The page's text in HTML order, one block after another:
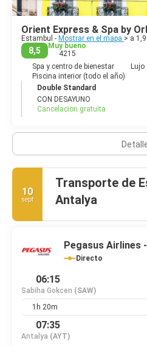
una plétora de nuevos bares,
Orient Express & Spa by
Estambul - Mostrar en el mapa > a
8,5
Muy bueno
4215
Spa y centro de bienestar
Lujo
Piscina interior (todo el año)
Double Standard
CON DESAYUNO
Cancelacion gratuita
10
sept
Transporte de
Antalya
Pegasus Airlines
Directo
06:15
Sabiha Gokcen (SAW)
1h 20m
07:35
Antalya (AYT)